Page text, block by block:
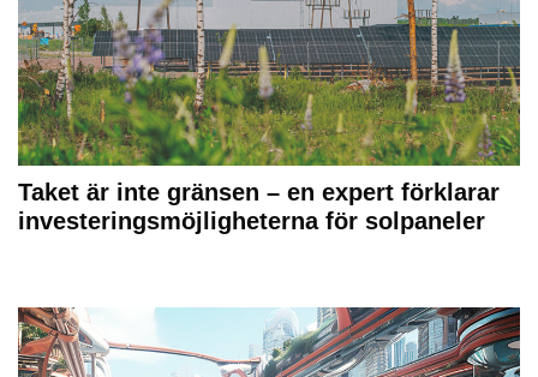
Taket är inte gränsen – en expert förklarar
investeringsmöjligheterna för solpaneler